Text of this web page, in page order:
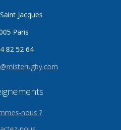
Jacques
Paris
82 52 64
nous ?